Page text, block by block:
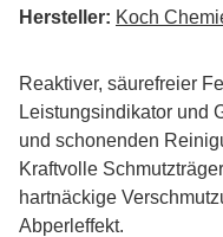
Hersteller: Koch
Reaktiver, säurefreier
Leistungsindikator und
und schonenden
Kraftvolle
hartnäckige
Abperleffekt.